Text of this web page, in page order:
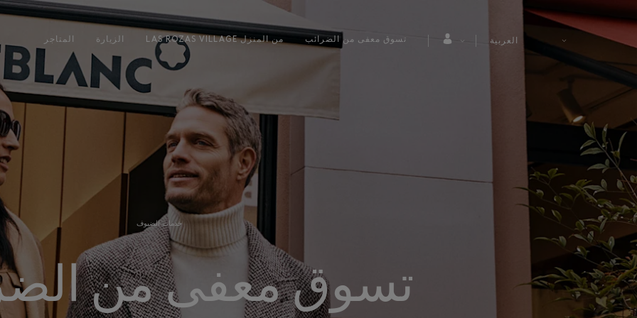
المتاجر الزيارة LAS ROZAS VILLAGE من المنزل تسوق معفى من الضرائب العربية
خدمات الضيوف
تسوق معفى من